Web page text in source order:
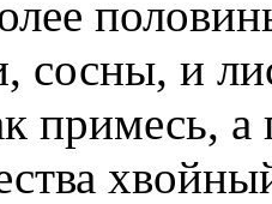
сосны, и
примесь,